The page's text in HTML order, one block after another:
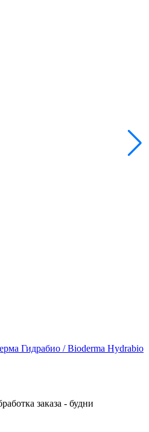
Гидрабио / Bioderma Hydrabio
заказа - будни